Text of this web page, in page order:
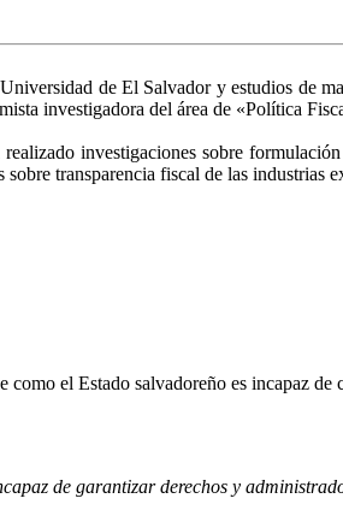
de El Salvador y estudios de
investigadora del área de «Política
investigaciones sobre
transparencia fiscal de las industrias
el Estado salvadoreño es incapaz
de garantizar derechos y